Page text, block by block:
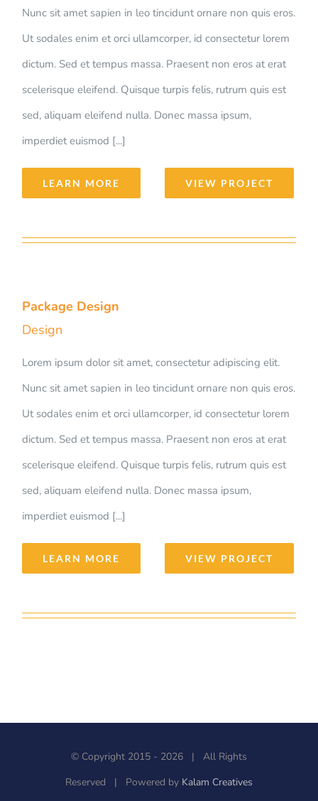
Nunc sit amet sapien in leo tincidunt ornare non quis eros.
Ut sodales enim et orci ullamcorper, id consectetur lorem
dictum. Sed et tempus massa. Praesent non eros at erat
scelerisque eleifend. Quisque turpis felis, rutrum quis est
sed, aliquam eleifend nulla. Donec massa ipsum,
imperdiet euismod [...]
LEARN MORE VIEW PROJECT
Package Design
Design
Lorem ipsum dolor sit amet, consectetur adipiscing elit.
Nunc sit amet sapien in leo tincidunt ornare non quis eros.
Ut sodales enim et orci ullamcorper, id consectetur lorem
dictum. Sed et tempus massa. Praesent non eros at erat
scelerisque eleifend. Quisque turpis felis, rutrum quis est
sed, aliquam eleifend nulla. Donec massa ipsum,
imperdiet euismod [...]
LEARN MORE VIEW PROJECT
© Copyright 2015 - 2026 | All Rights
Reserved | Powered by Kalam Creatives